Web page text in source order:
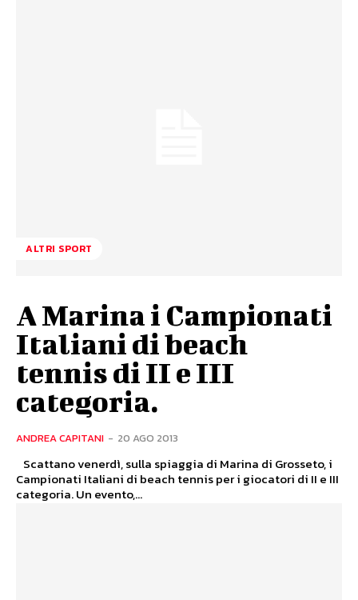
ALTRI SPORT
A Marina i Campionati
Italiani di beach
tennis di II e III
categoria.
ANDREA CAPITANI - 20 AGO 2013
Scattano venerdì, sulla spiaggia di Marina di Grosseto, i
Campionati Italiani di beach tennis per i giocatori di II e III
categoria. Un evento,...